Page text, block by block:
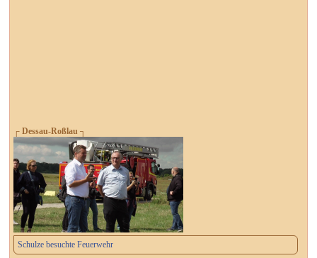
┌ Dessau-Roßlau ┐
Schulze besuchte Feuerwehr